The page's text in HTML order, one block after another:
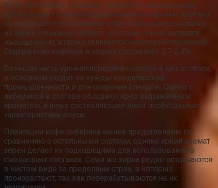
Запах этих бобов сильный, глубокий и насыщенный,
превосходит по своим характеристикам аромат арабики,
за что ценится любителями кофе. Однако вкус напитка
из зерен либерики считают «пустым». Он не является
насыщенным, а также отличается некоторой горчинкой.
Содержание кофеина в зернах составляет 0,7-2,4%.
Большая часть урожая перерабатывается в месте сбора,
в основном уходит на нужды кондитерской
промышленности и для создания блендов. Смеси с
либерикой в составе обладают ярко выраженным
ароматом, а иные составляющие дают необходимые
характеристики вкуса.
Плантации кофе либерика менее представлены по
сравнению с остальными сортами, однако яркий аромат
зерен делает их подходящими для использования в
смешанных составах. Сами же зерна редко встречаются
в чистом виде за пределами стран, в которых
произрастают, так как перерабатываются на их